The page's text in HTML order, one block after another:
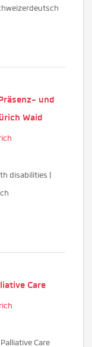
und
Waid
disabilities |
Care
Care